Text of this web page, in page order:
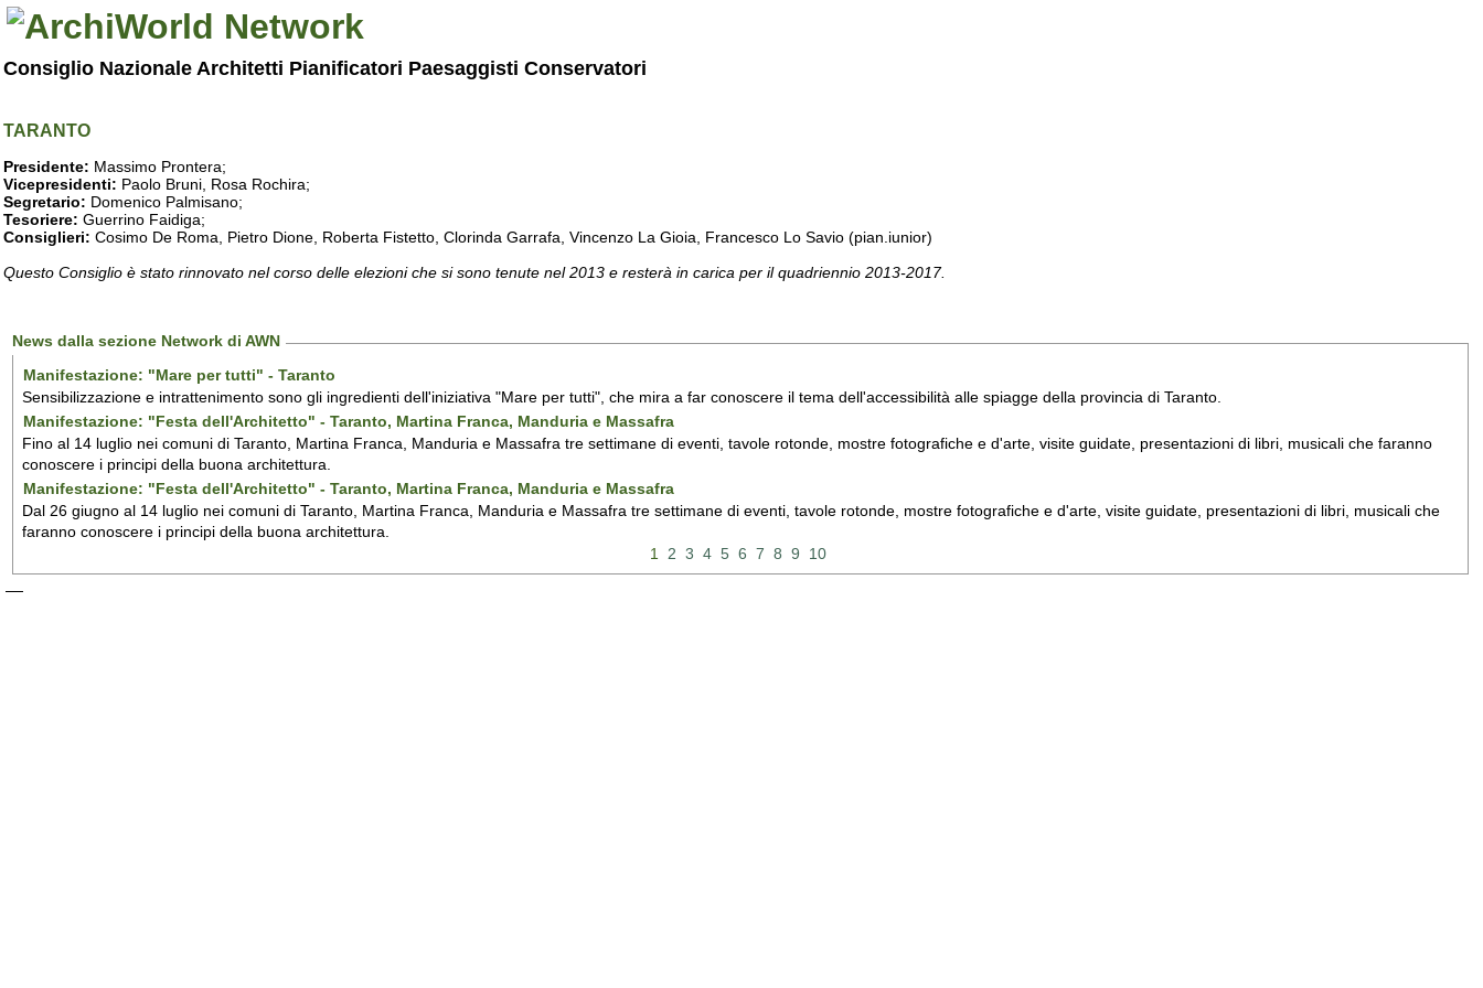
Consiglio Nazionale Architetti Pianificatori Paesaggisti Conservatori
TARANTO
Presidente: Massimo Prontera;
Vicepresidenti: Paolo Bruni, Rosa Rochira;
Segretario: Domenico Palmisano;
Tesoriere: Guerrino Faidiga;
Consiglieri: Cosimo De Roma, Pietro Dione, Roberta Fistetto, Clorinda Garrafa, Vincenzo La Gioia, Francesco Lo Savio (pian.iunior)
Questo Consiglio è stato rinnovato nel corso delle elezioni che si sono tenute nel 2013 e resterà in carica per il quadriennio 2013-2017.
News dalla sezione Network di AWN
Manifestazione: "Mare per tutti" - Taranto
Sensibilizzazione e intrattenimento sono gli ingredienti dell'iniziativa "Mare per tutti", che mira a far conoscere il tema dell'accessibilità alle spiagge della provincia di Taranto.
Manifestazione: "Festa dell'Architetto" - Taranto, Martina Franca, Manduria e Massafra
Fino al 14 luglio nei comuni di Taranto, Martina Franca, Manduria e Massafra tre settimane di eventi, tavole rotonde, mostre fotografiche e d'arte, visite guidate, presentazioni di libri, musicali che faranno
conoscere i principi della buona architettura.
Manifestazione: "Festa dell'Architetto" - Taranto, Martina Franca, Manduria e Massafra
Dal 26 giugno al 14 luglio nei comuni di Taranto, Martina Franca, Manduria e Massafra tre settimane di eventi, tavole rotonde, mostre fotografiche e d'arte, visite guidate, presentazioni di libri, musicali che
faranno conoscere i principi della buona architettura.
1
2 3 4 5 6 7 8 9 10